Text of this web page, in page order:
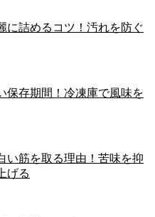
に詰めるコツ！汚れを防ぐ
保存期間！冷凍庫で風味を
い筋を取る理由！苦味を抑
げる